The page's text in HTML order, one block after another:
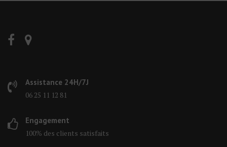
Assistance 24H/7J
06 25 11 12 81
Engagement
100% des clients satisfaits